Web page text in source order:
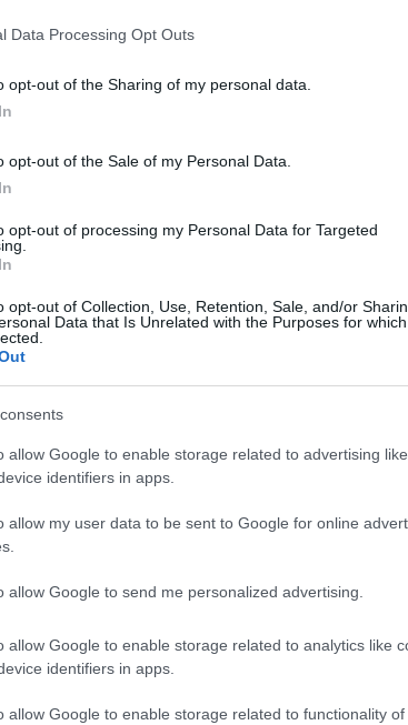
Data Processing Opt Outs
opt-out of the Sharing of my personal data.
opt-out of the Sale of my Personal Data.
opt-out of processing my Personal Data for Targeted
opt-out of Collection, Use, Retention, Sale, and/or
Data that Is Unrelated with the Purposes for
allow Google to enable storage related to advertising
identifiers in apps.
allow my user data to be sent to Google for online
allow Google to send me personalized advertising.
allow Google to enable storage related to analytics like
identifiers in apps.
allow Google to enable storage related to functionality
mahdollisissa olosuhteissa. Viimeisen
koneen ja miehen voimin.
on keskimäärin 15 metriä. Reitti
ottamatta lähtöä ja lopussa
taas olemaan reitin viimeinen
ja tänäkin vuonna siellä tulee
viime vuoden voittaja Tore
maailman cup sirkuksesta
Birkebeinerin Elite Sprint, jossa
voiton Saavutti Venäjän Dimitri
oli kisassa kolmas ennen
Lähtö on suomen aikaa kello 16:00